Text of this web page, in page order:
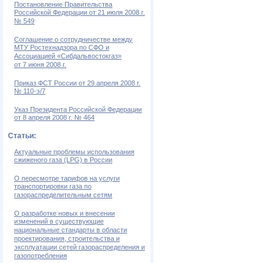
Постановление Правительства
Российской Федерации от 21 июля 2008 г.
№ 549
Соглашение о сотрудничестве между
МТУ Ростехнадзора по СФО и
Ассоциацией «Сибдальвостокгаз»
от 7 июня 2008 г.
Приказ ФСТ России от 29 апреля 2008 г.
№ 110-э/7
Указ Президента Российской Федерации
от 8 апреля 2008 г. № 464
Статьи:
Актуальные проблемы использования
сжиженого газа (LPG) в России
О пересмотре тарифов на услуги
транспортировки газа по
газораспределительным сетям
О разработке новых и внесении
изменений в существующие
национальные стандарты в области
проектирования, строительства и
эксплуатации сетей газораспределения и
газопотребления